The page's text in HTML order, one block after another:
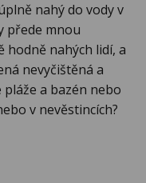
nahý do vody v
přede mnou
hodně nahých lidí, a
nevyčištěná a
a bazén nebo
v nevěstincích?